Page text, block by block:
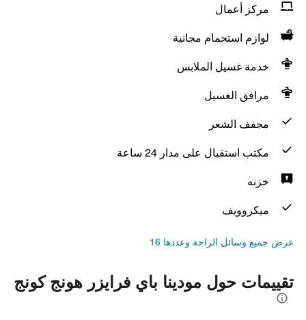
مركز أعمال
لوازم استحمام مجانية
خدمة غسيل الملابس
مرافق الغسيل
مجفف الشعر
مكتب استقبال على مدار 24 ساعة
خزنه
ميكروويف
عرض جميع وسائل الراحة وعددها 16
تقييمات حول مودينا باي فرايزر هونج كونج